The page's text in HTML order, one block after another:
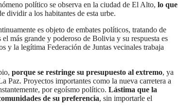
político se observa en la ciudad de El Alto, lo que
dividir a los habitantes de esta urbe.
es objeto de embates políticos, tratando de
más grande y poderoso de Bolivia y su respuesta es
y la legítima Federación de Juntas vecinales trabaja
porque se restringe su presupuesto al extremo, ya
Paz. Proyectos importantes como la nueva carretera a
por egoísmo político. Lástima que la
de su preferencia, sin importarle el